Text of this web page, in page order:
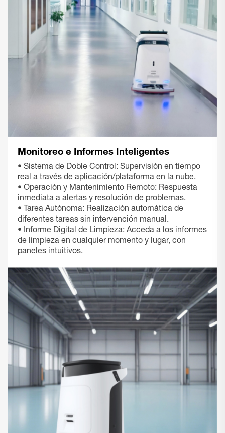
Monitoreo e Informes Inteligentes
• Sistema de Doble Control: Supervisión en tiempo
real a través de aplicación/plataforma en la nube.
• Operación y Mantenimiento Remoto: Respuesta
inmediata a alertas y resolución de problemas.
• Tarea Autónoma: Realización automática de
diferentes tareas sin intervención manual.
• Informe Digital de Limpieza: Acceda a los informes
de limpieza en cualquier momento y lugar, con
paneles intuitivos.